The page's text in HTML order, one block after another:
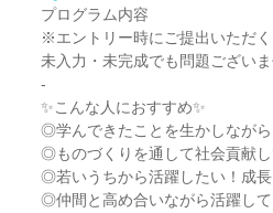
プログラム内容
※エントリー時にご提出いただ
未入力・未完成でも問題ござい
-
✨️こんな人におすすめ✨️
◎学んできたことを生かしなが
◎ものづくりを通して社会貢献し
◎若いうちから活躍したい！成長
◎仲間と高め合いながら活躍して